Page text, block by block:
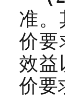
准。
价要
效益
价要